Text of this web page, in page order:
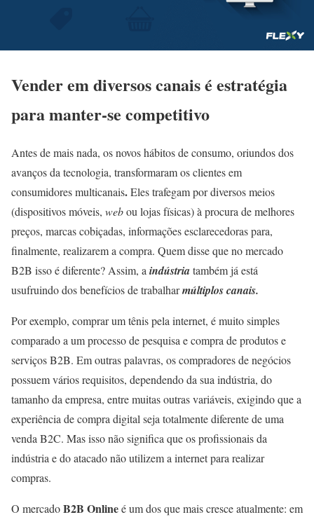
Vender em diversos canais é estratégia
para manter-se competitivo
Antes de mais nada, os novos hábitos de consumo, oriundos dos
avanços da tecnologia, transformaram os clientes em
consumidores multicanais.Eles trafegam por diversos meios
(dispositivos móveis, webou lojas físicas) à procura de melhores
preços, marcas cobiçadas, informações esclarecedoras para,
finalmente, realizarem a compra. Quem disse que no mercado
B2B isso é diferente? Assim, a indústriatambém já está
usufruindo dos benefícios de trabalharmúltiplos canais.
Por exemplo, comprar um tênis pela internet, é muito simples
comparado a um processo de pesquisa e compra de produtos e
serviços B2B. Em outras palavras, os compradores de negócios
possuem vários requisitos, dependendo da sua indústria, do
tamanho da empresa, entre muitas outras variáveis, exigindo que a
experiência de compra digital seja totalmente diferente de uma
venda B2C. Mas isso não significa que os profissionais da
indústria e do atacado não utilizem a internet para realizar
compras.
O mercadoB2B Onlineé um dos que mais cresce atualmente: em